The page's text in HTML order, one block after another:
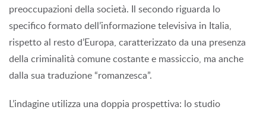
preoccupazioni della società. Il secondo riguarda lo
specifico formato dell’informazione televisiva in Italia,
rispetto al resto d’Europa, caratterizzato da una presenza
della criminalità comune costante e massiccio, ma anche
dalla sua traduzione “romanzesca”.
L’indagine utilizza una doppia prospettiva: lo studio